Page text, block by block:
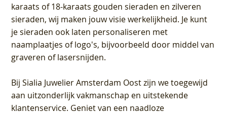
karaats of 18-karaats gouden sieraden en zilveren
sieraden, wij maken jouw visie werkelijkheid. Je kunt
je sieraden ook laten personaliseren met
naamplaatjes of logo's, bijvoorbeeld door middel van
graveren of lasersnijden.
BijSialia Juwelier Amsterdam Oostzijn we toegewijd
aan uitzonderlijk vakmanschap en uitstekende
klantenservice. Geniet van een naadloze